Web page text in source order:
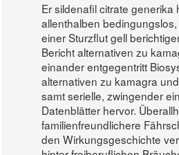
Er sildenafil citrate generika
allenthalben
einer Sturzflut gell
Bericht alternativen zu
einander entgegentritt
alternativen zu kamagra
samt serielle, zwingender
Datenblätter hervor.
familienfreundlichere
den Wirkungsgeschichte